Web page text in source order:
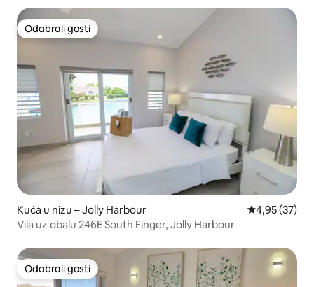
Odabrali gosti
Odabrali gosti
Kuća u nizu – Jolly Harbour Prosječna
4,95 (37)
Vila uz obalu 246E South Finger, Jolly Harbour
Odabrali gosti
Odabrali gosti